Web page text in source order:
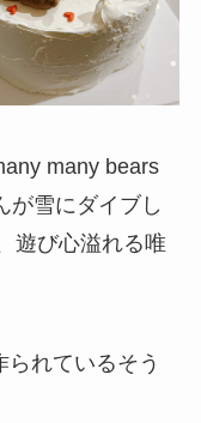
many bears
が雪にダイブし
遊び心溢れる唯
れているそう